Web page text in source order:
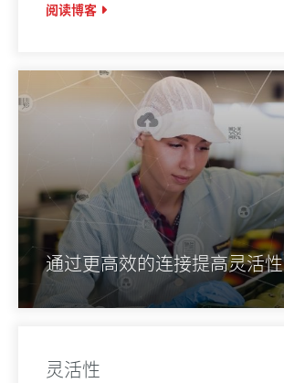
阅读博客
通过更高效的连接提高灵活性
灵活性